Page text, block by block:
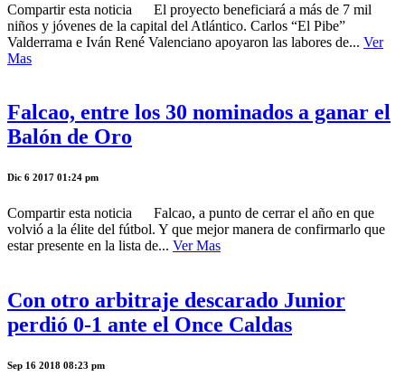
Compartir esta noticia El proyecto beneficiará a más de 7 mil
niños y jóvenes de la capital del Atlántico. Carlos “El Pibe”
Valderrama e Iván René Valenciano apoyaron las labores de... Ver
Mas
Falcao, entre los 30 nominados a ganar el
Balón de Oro
Dic 6 2017 01:24 pm
Compartir esta noticia Falcao, a punto de cerrar el año en que
volvió a la élite del fútbol. Y que mejor manera de confirmarlo que
estar presente en la lista de... Ver Mas
Con otro arbitraje descarado Junior
perdió 0-1 ante el Once Caldas
Sep 16 2018 08:23 pm